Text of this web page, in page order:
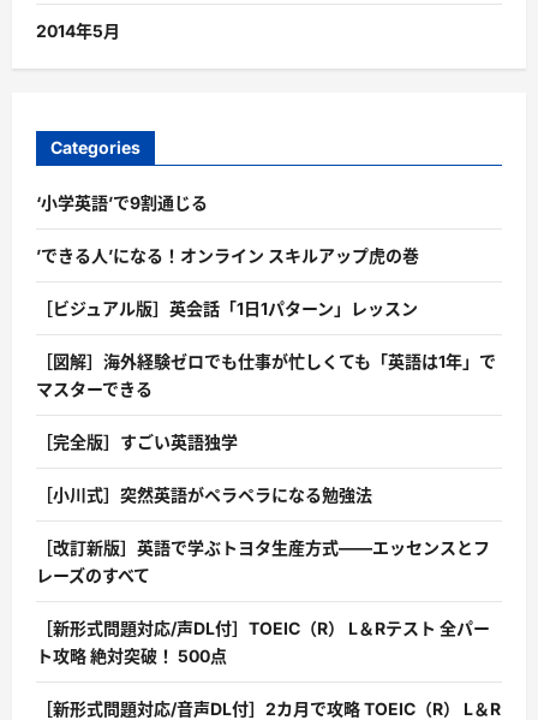
2014年5月
Categories
‘小学英語’で9割通じる
’できる人’になる！オンライン スキルアップ虎の巻
［ビジュアル版］英会話「1日1パターン」レッスン
［図解］海外経験ゼロでも仕事が忙しくても「英語は1年」で
マスターできる
［完全版］すごい英語独学
［小川式］突然英語がペラペラになる勉強法
［改訂新版］英語で学ぶトヨタ生産方式――エッセンスとフ
レーズのすべて
［新形式問題対応/声DL付］TOEIC（R） L＆Rテスト 全パー
ト攻略 絶対突破！ 500点
［新形式問題対応/音声DL付］2カ月で攻略 TOEIC（R） L＆R